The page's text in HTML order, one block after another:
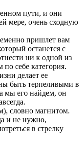
пути, и они
мере, очень сходную
пришлет вам
останется с
ни к одной из
себе категория.
делает ее
быть терпеливыми в
мы его найдем, он
словно магнитом.
и не нужно,
в стрелку